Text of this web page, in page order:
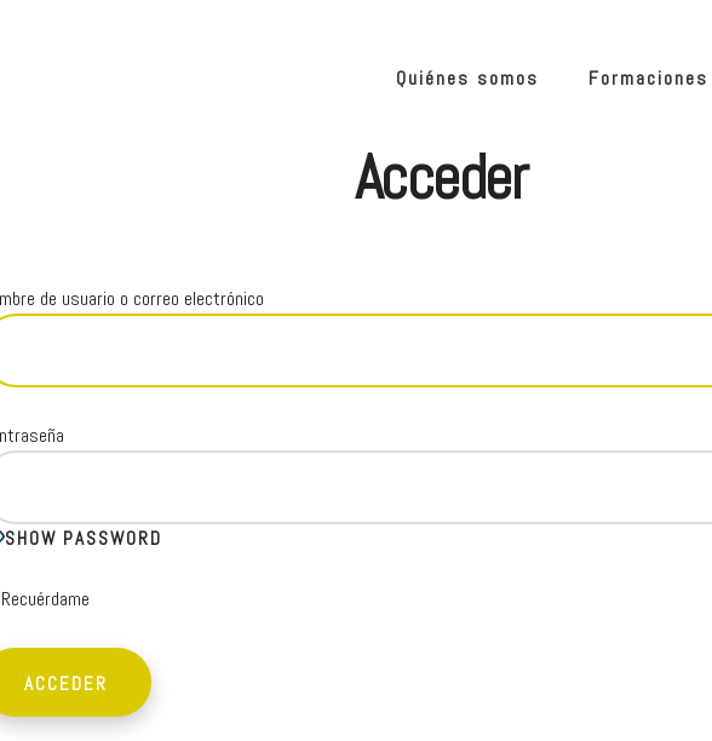
Quiénes somos
Acceder
de usuario o correo electrónico
SHOW PASSWORD
Recuérdame